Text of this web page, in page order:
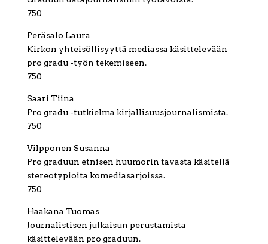
750
Peräsalo Laura
Kirkon yhteisöllisyyttä mediassa käsittelevään
pro gradu -työn tekemiseen.
750
Saari Tiina
Pro gradu -tutkielma kirjallisuusjournalismista.
750
Vilpponen Susanna
Pro graduun etnisen huumorin tavasta käsitellä
stereotypioita komediasarjoissa.
750
Haakana Tuomas
Journalistisen julkaisun perustamista
käsittelevään pro graduun.